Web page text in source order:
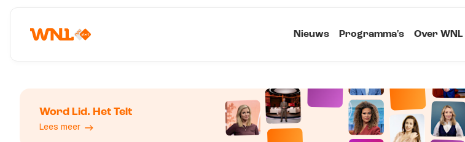
Nieuws Programma's Over WNL
Word Lid. Het Telt
Lees meer